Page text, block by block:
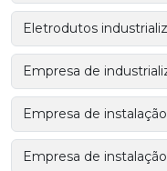
Eletrodutos
Empresa de
Empresa de
Empresa de